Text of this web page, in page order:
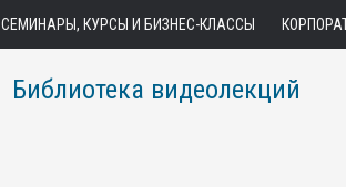
СЕМИНАРЫ, КУРСЫ И БИЗНЕС-КЛАССЫ
Библиотека видеолекций